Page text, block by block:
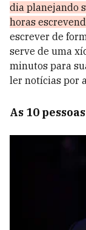
dia planejando
horas
escrever de
serve de uma
minutos para
ler notícias por
As 10